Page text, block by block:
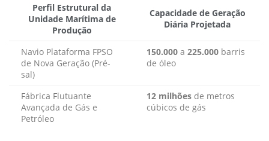
Perfil Estrutural da
Unidade Marítima de
Produção
Capacidade de Geração
Diária Projetada
Navio Plataforma FPSO
de Nova Geração (Pré-
sal)
150.000 a 225.000 barris
de óleo
Fábrica Flutuante
Avançada de Gás e
Petróleo
12 milhões de metros
cúbicos de gás